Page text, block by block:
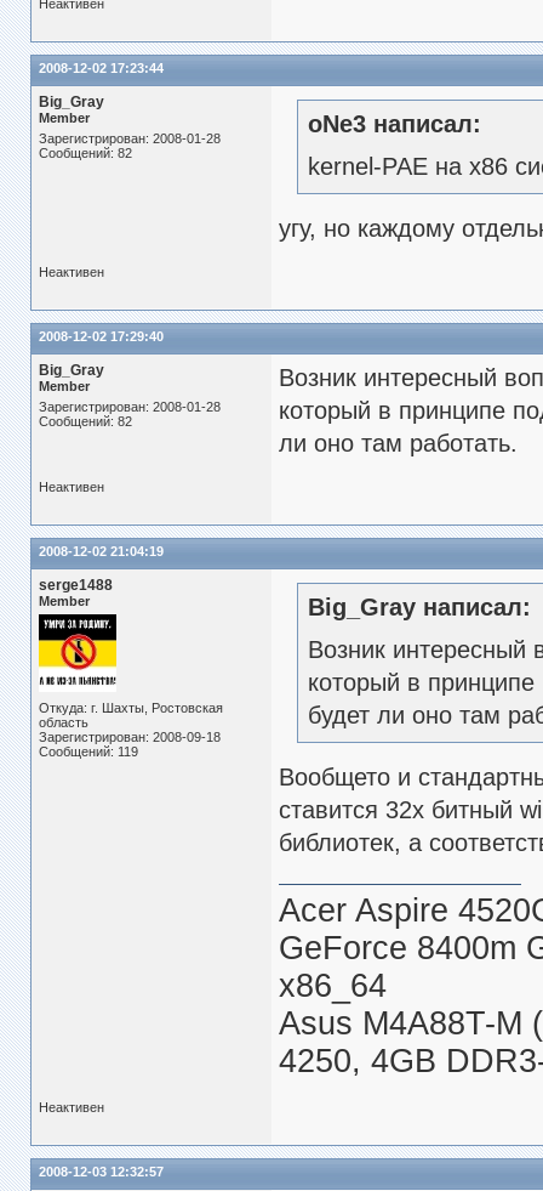
Неактивен
2008-12-02 17:23:44
Big_Gray
Member
Зарегистрирован: 2008-01-28
Сообщений: 82
oNe3 написал:
kernel-PAE на х86
угу, но каждому
Неактивен
2008-12-02 17:29:40
Big_Gray
Member
Зарегистрирован: 2008-01-28
Сообщений: 82
Возник интересный
который в принципе
ли оно там работать.
Неактивен
2008-12-02 21:04:19
serge1488
Member
Откуда: г. Шахты, Ростовская
область
Зарегистрирован: 2008-09-18
Сообщений: 119
Big_Gray написал:
Возник интересный
который в
будет ли оно там
Вообщето и
ставится 32х битный
библиотек, а
Acer Aspire
GeForce 8400m
x86_64
Asus M4A88T-M
4250, 4GB
Неактивен
2008-12-03 12:32:57